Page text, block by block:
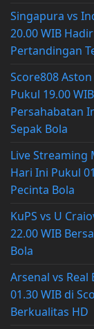
Singapura vs
20.00 WIB
Pertandingan
Score808
Pukul 19.00
Persahabatan
Sepak Bola
Live Streaming
Hari Ini Pukul
Pecinta Bola
KuPS vs U
22.00 WIB
Bola
Arsenal vs
01.30 WIB di
Berkualitas HD